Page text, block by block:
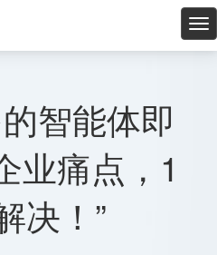
星
智能体即
业痛点，1
决！”